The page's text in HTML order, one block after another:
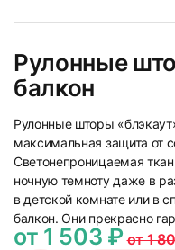
37
Рулонные
балкон
Рулонные шторы
максимальная защита от
Светонепроницаемая
ночную темноту даже в
в детской комнате или в
балкон. Они прекрасно
от 1 503 ₽от 1